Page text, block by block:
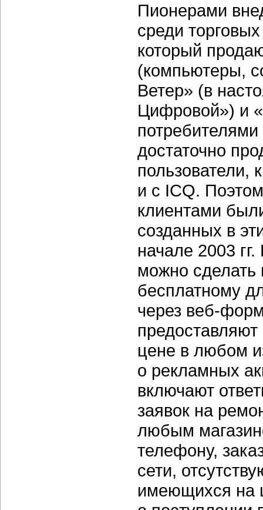
Пионерами
среди
который
(компьютеры,
Ветер» (в
Цифровой») и
достаточно
пользователи,
и с ICQ.
клиентами
созданных в
начале 2003
можно сделать
бесплатному
через веб-
цене в любом
о рекламных
включают
заявок на
любым
телефону,
сети,
имеющихся на